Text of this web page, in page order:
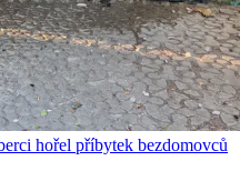
hořel příbytek bezdomovců